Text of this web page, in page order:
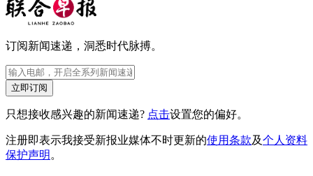
订阅新闻速递，洞悉时代脉搏。
立即订阅
只想接收感兴趣的新闻速递? 点击设置您的偏好。
注册即表示我接受新报业媒体不时更新的使用条款及个人资料
保护声明 。